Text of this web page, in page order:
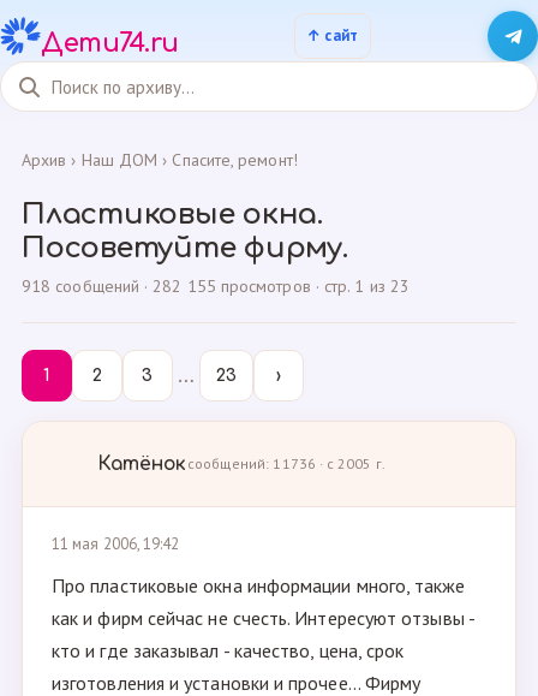
Дети74.ru
Архив › Наш ДОМ › Спасите, ремонт!
Пластиковые окна.
Посоветуйте фирму.
918 сообщений · 282 155 просмотров · стр. 1 из 23
1 2 3 … 23 ›
Катёнок сообщений: 11736 · с 2005 г.
11 мая 2006, 19:42
Про пластиковые окна информации много, также
как и фирм сейчас не счесть. Интересуют отзывы -
кто и где заказывал - качество, цена, срок
изготовления и установки и прочее... Фирму